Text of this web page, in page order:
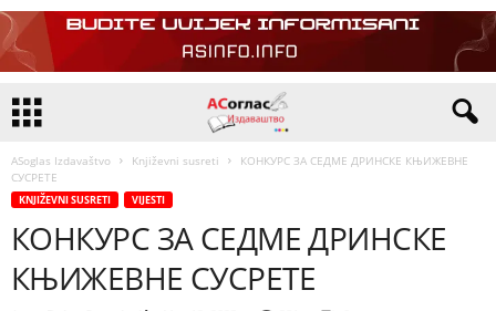
ASoglas Izdavaštvo Književni susreti
КОНКУРС ЗА СЕДМЕ ДРИНСКЕ КЊИЖЕВНЕ
СУСРЕТЕ
KNJIŽEVNI SUSRETI VIJESTI
КОНКУРС ЗА СЕДМЕ ДРИНСКЕ
КЊИЖЕВНЕ СУСРЕТЕ